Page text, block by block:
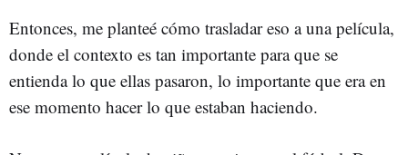
Entonces, me planteé cómo trasladar eso a una película,
donde el contexto es tan importante para que se
entienda lo que ellas pasaron, lo importante que era en
ese momento hacer lo que estaban haciendo.